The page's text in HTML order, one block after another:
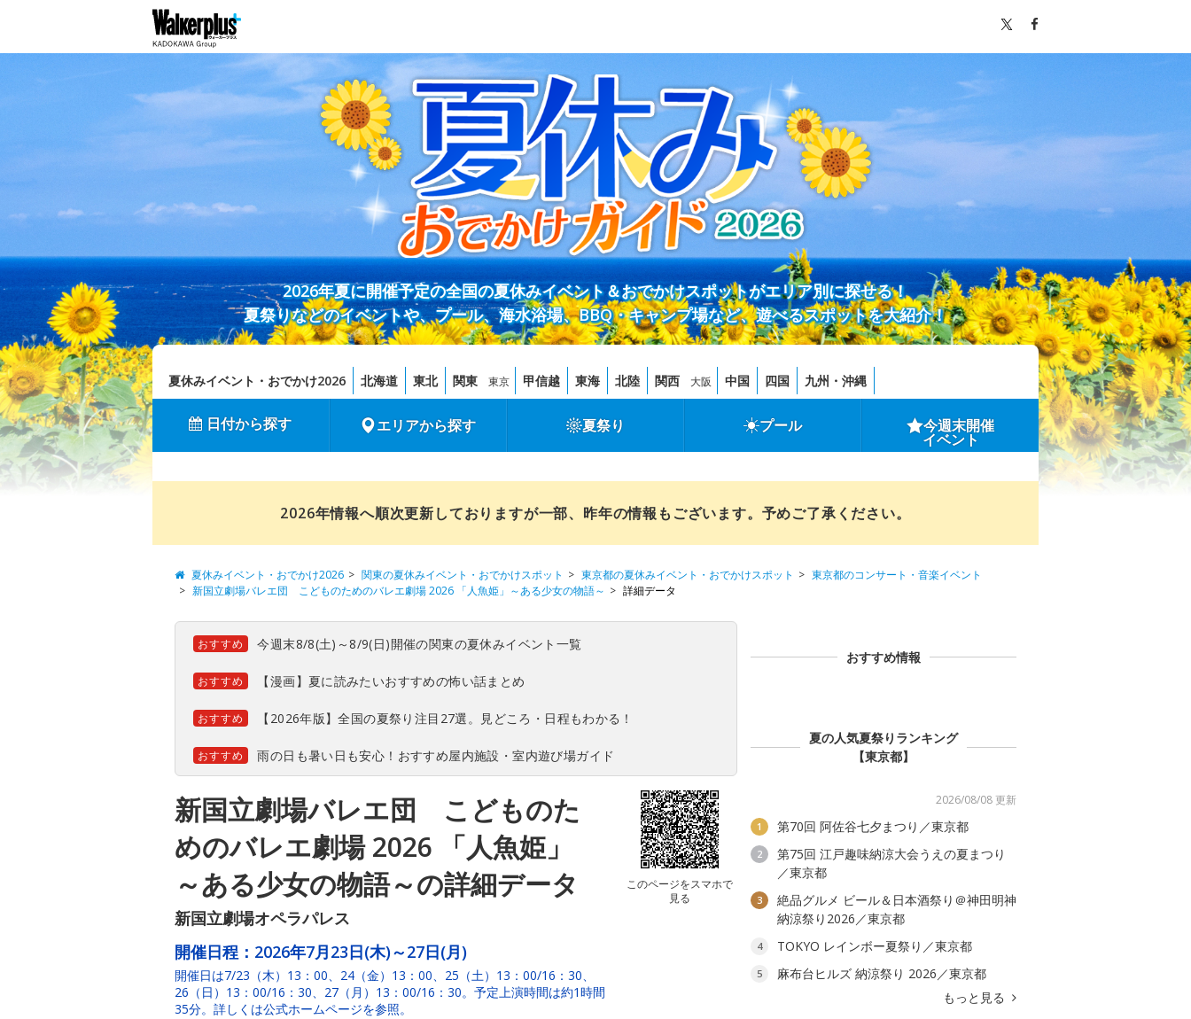
2026年夏に開催予定の全国の夏休みイベント＆おでかけスポットがエリア別に探せる！
夏祭りなどのイベントや、プール、海水浴場、BBQ・キャンプ場など、遊べるスポットを大紹介！
夏休みイベント・おでかけ2026 北海道 東北 関東 東京 甲信越 東海 北陸 関西 大阪 中国 四国 九州・沖縄
日付から探す エリアから探す 夏祭り プール 今週末開催
イベント
2026年情報へ順次更新しておりますが一部、昨年の情報もございます。予めご了承ください。
夏休みイベント・おでかけ2026 関東の夏休みイベント・おでかけスポット 東京都の夏休みイベント・おでかけスポット
東京都のコンサート・音楽イベント
新国立劇場バレエ団 こどものためのバレエ劇場 2026 「人魚姫」～ある少女の物語～
詳細データ
おすすめ 今週末8/8(土)～8/9(日)開催の関東の夏休みイベント一覧
おすすめ 【漫画】夏に読みたいおすすめの怖い話まとめ
おすすめ 【2026年版】全国の夏祭り注目27選。見どころ・日程もわかる！
おすすめ 雨の日も暑い日も安心！おすすめ屋内施設・室内遊び場ガイド
新国立劇場バレエ団 こどものた
めのバレエ劇場 2026 「人魚姫」
～ある少女の物語～の詳細データ
新国立劇場オペラパレス
このページをスマホで
見る
開催日程： 2026年7月23日(木)～27日(月)
開催日は7/23（木）13：00、24（金）13：00、25（土）13：00/16：30、
26（日）13：00/16：30、27（月）13：00/16：30。予定上演時間は約1時間
35分。詳しくは公式ホームページを参照。
おすすめ情報
夏の人気夏祭りランキング
【東京都】
2026/08/08 更新
1 第70回 阿佐谷七夕まつり／東京都
2
第75回 江戸趣味納涼大会うえの夏まつり
／東京都
3
絶品グルメ ビール＆日本酒祭り＠神田明神
納涼祭り2026／東京都
4 TOKYO レインボー夏祭り／東京都
5
麻布台ヒルズ 納涼祭り 2026／東京都
もっと見る